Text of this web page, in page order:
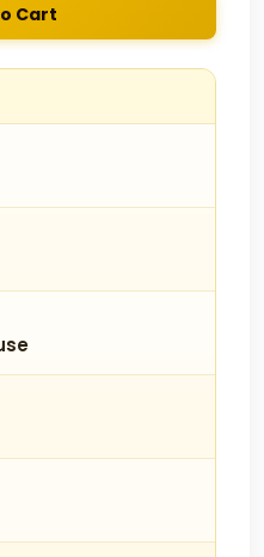
Cart